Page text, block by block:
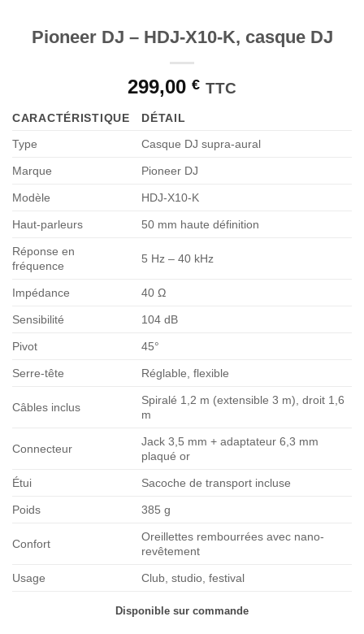
Pioneer DJ – HDJ-X10-K, casque DJ
299,00 € TTC
CARACTÉRISTIQUE
DÉTAIL
Type
Casque DJ supra-aural
Marque Pioneer DJ
Modèle HDJ-X10-K
Haut-parleurs 50 mm haute définition
Réponse en
fréquence
5 Hz – 40 kHz
Impédance 40 Ω
Sensibilité 104 dB
Pivot 45°
Serre-tête Réglable, flexible
Câbles inclus
Spiralé 1,2 m (extensible 3 m), droit 1,6
m
Connecteur
Jack 3,5 mm + adaptateur 6,3 mm
plaqué or
Étui Sacoche de transport incluse
Poids 385 g
Confort
Oreillettes rembourrées avec nano-
revêtement
Usage Club, studio, festival
Disponible sur commande